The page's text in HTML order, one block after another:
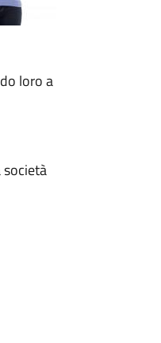
loro a